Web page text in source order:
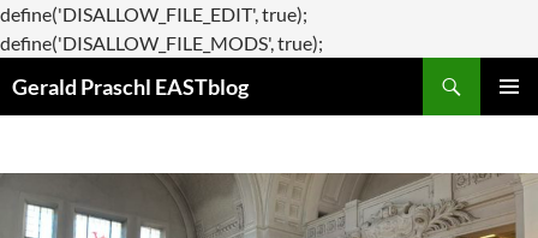
define('DISALLOW_FILE_EDIT', true);
define('DISALLOW_FILE_MODS', true);
Gerald Praschl EASTblog